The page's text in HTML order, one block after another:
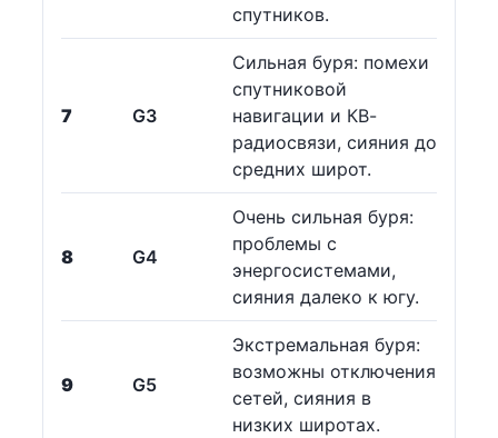
спутников.
7 G3
Сильная буря: помехи
спутниковой
навигации и КВ-
радиосвязи, сияния до
средних широт.
8 G4
Очень сильная буря:
проблемы с
энергосистемами,
сияния далеко к югу.
9 G5
Экстремальная буря:
возможны отключения
сетей, сияния в
низких широтах.